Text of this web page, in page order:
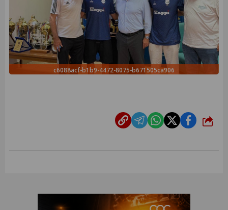
c6088acf-b1b9-4472-8075-b671505ca906
شارك